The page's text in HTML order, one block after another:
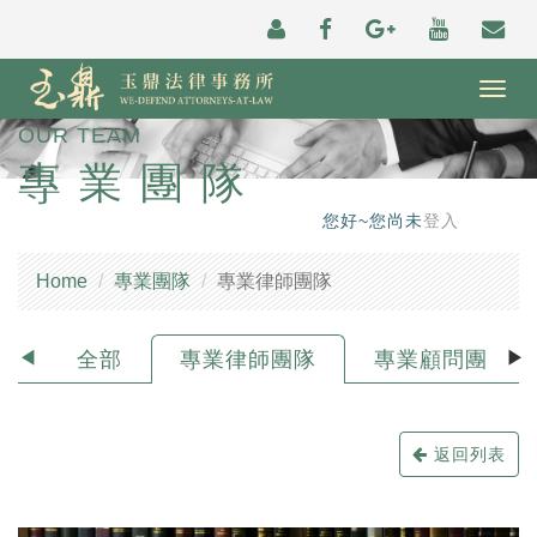
OUR TEAM
專業團隊
您好~您尚未登入
Home 專業團隊 專業律師團隊
全部 專業律師團隊 專業顧問團隊
返回列表